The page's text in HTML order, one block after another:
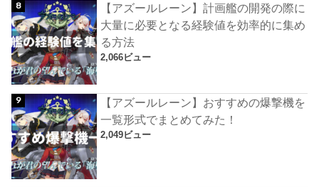
【アズールレーン】計画艦の開発の際に
大量に必要となる経験値を効率的に集め
る方法
2,066ビュー
【アズールレーン】おすすめの爆撃機を
一覧形式でまとめてみた！
2,049ビュー